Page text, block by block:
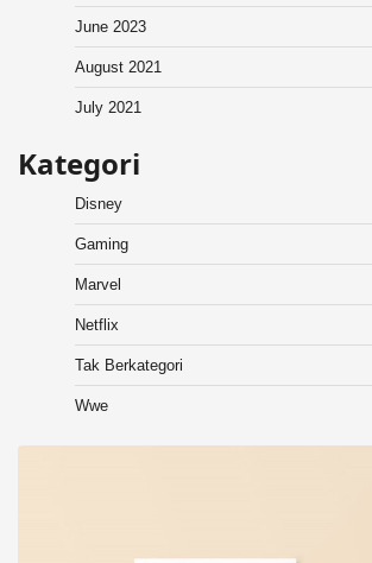
June 2023
August 2021
July 2021
Kategori
Disney
Gaming
Marvel
Netflix
Tak Berkategori
Wwe